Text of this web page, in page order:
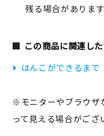
残る場合があります
この商品に関連し
はんこができるまで
※モニターやブラウザ
って見える場合がござ